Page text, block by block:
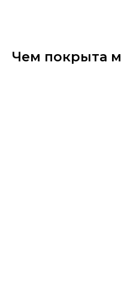
Чем покрыта